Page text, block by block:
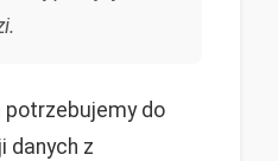
potrzebujemy do
danych z